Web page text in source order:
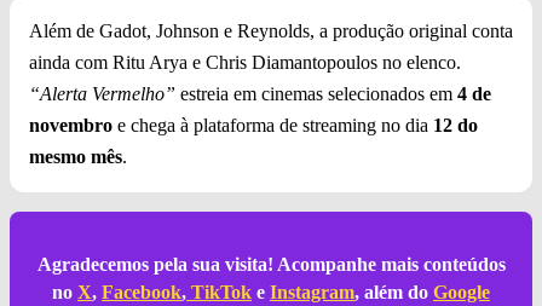
Além de Gadot, Johnson e Reynolds, a produção original conta
ainda com Ritu Arya e Chris Diamantopoulos no elenco.
“Alerta Vermelho” estreia em cinemas selecionados em 4 de
novembro e chega à plataforma de streaming no dia 12 do
mesmo mês.
Agradecemos pela sua visita! Acompanhe mais conteúdos
no X, Facebook, TikTok e Instagram, além do Google